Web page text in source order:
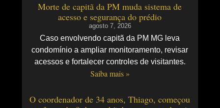
Morte de capitã da PM muda sistema de
acesso e segurança do prédio
agosto 7, 2026
Caso envolvendo capitã da PM MG leva
condomínio a ampliar monitoramento, revisar
acessos e fortalecer controles de visitantes.
Saiba mais »
O coordenador de 34 anos, Thiago, começou